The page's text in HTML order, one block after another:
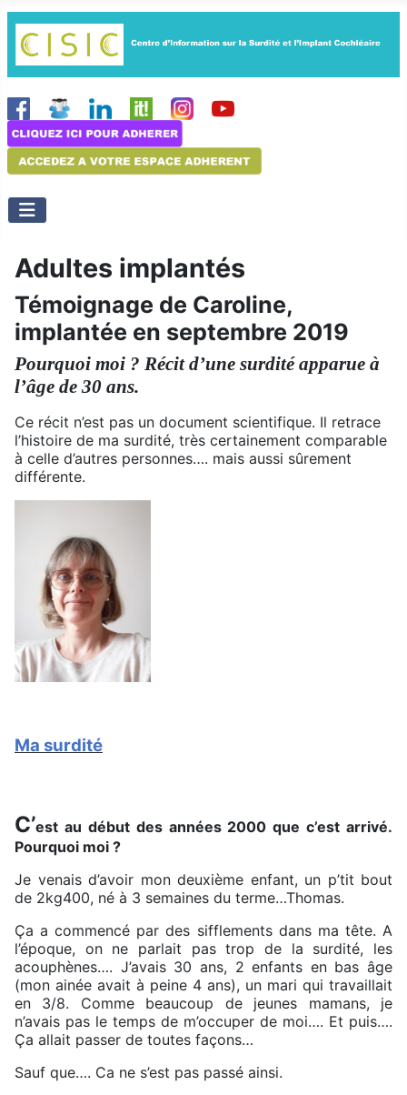
Adultes implantés
Témoignage de Caroline,
implantée en septembre 2019
Pourquoi moi ? Récit d’une surdité apparue à
l’âge de 30 ans.
Ce récit n’est pas un document scientifique. Il retrace
l’histoire de ma surdité, très certainement comparable
à celle d’autres personnes…. mais aussi sûrement
différente.
Ma surdité
C’est au début des années 2000 que c’est arrivé.
Pourquoi moi ?
Je venais d’avoir mon deuxième enfant, un p’tit bout
de 2kg400, né à 3 semaines du terme…Thomas.
Ça a commencé par des sifflements dans ma tête. A
l’époque, on ne parlait pas trop de la surdité, les
acouphènes…. J’avais 30 ans, 2 enfants en bas âge
(mon ainée avait à peine 4 ans), un mari qui travaillait
en 3/8. Comme beaucoup de jeunes mamans, je
n’avais pas le temps de m’occuper de moi…. Et puis….
Ça allait passer de toutes façons…
Sauf que…. Ca ne s’est pas passé ainsi.